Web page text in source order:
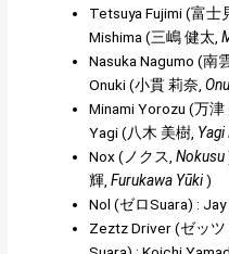
Tetsuya Fujimi(富士
Mishima(三嶋 健太,
Nasuka Nagumo(南
Onuki(小貫 莉奈,
Minami Yorozu(万津
Yagi(八木 美樹,
Nox(ノクス,Nokusu
輝,Furukawa Yūki)
Nol(ゼロSuara) :
Zeztz Driver(ゼッ